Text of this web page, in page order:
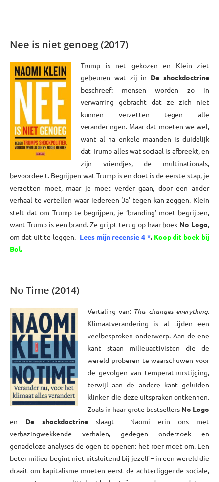
Nee is niet genoeg (2017)
Trump is net gekozen en Klein ziet
gebeuren wat zij in De shockdoctrine
beschreef: mensen worden zo in
verwarring gebracht dat ze zich niet
kunnen verzetten tegen alle
veranderingen. Maar dat moeten we wel,
want al na enkele maanden is duidelijk
dat Trump alles wat sociaal is afbreekt, en
zijn vriendjes, de multinationals,
bevoordeelt. Begrijpen wat Trump is en doet is de eerste stap, je
verzetten moet, maar je moet verder gaan, door een ander
verhaal te vertellen waar iedereen ‘Ja’ tegen kan zeggen. Klein
stelt dat om Trump te begrijpen, je ‘branding’ moet begrijpen,
want Trump is een brand. Ze grijpt terug op haar boek No Logo,
om dat uit te leggen. Lees mijn recensie 4 *. Koop dit boek bij
Bol.
No Time (2014)
Vertaling van: This changes everything.
Klimaatverandering is al tijden een
veelbesproken onderwerp. Aan de ene
kant staan milieuactivisten die de
wereld proberen te waarschuwen voor
de gevolgen van temperatuurstijging,
terwijl aan de andere kant geluiden
klinken die deze uitspraken ontkennen.
Zoals in haar grote bestsellers No Logo
en De shockdoctrine slaagt Naomi erin ons met
verbazingwekkende verhalen, gedegen onderzoek en
genadeloze analyses de ogen te openen: het roer moet om. Een
beter milieu begint niet uitsluitend bij jezelf – in een wereld die
draait om kapitalisme moeten eerst de achterliggende sociale,